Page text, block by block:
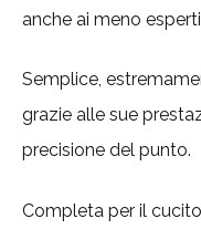
anche ai meno
Semplice,
grazie alle sue
precisione del punto.
Completa per il